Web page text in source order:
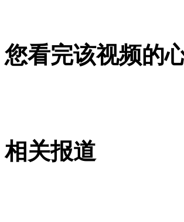
您看完该视频的
相关报道